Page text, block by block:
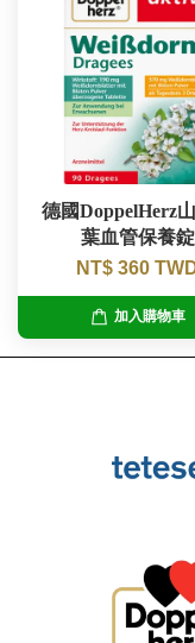
德國DoppelHerz
葉血管保養錠
NT$ 360
加入購物車